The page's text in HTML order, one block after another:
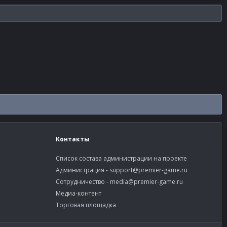
Контакты
Список состава администрации на проекте
Администрация - support@premier-game.ru
Сотрудничество - media@premier-game.ru
Медиа-контент
Торговая площадка